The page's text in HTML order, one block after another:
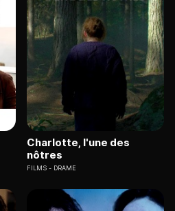
Charlotte, l'une des
nôtres
FILMS DRAME